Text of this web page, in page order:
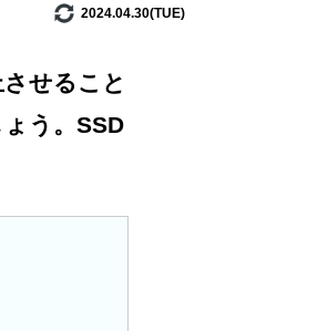
2024.04.30(TUE)
せること
う。SSD